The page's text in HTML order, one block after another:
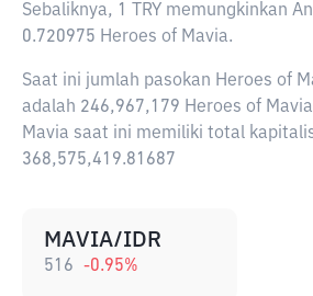
Sebaliknya, 1 TRY memungkinkan
0.720975 Heroes of Mavia.
Saat ini jumlah pasokan Heroes of
adalah 246,967,179 Heroes of
Mavia saat ini memiliki total
368,575,419.81687
MAVIA/IDR
516 -0.95%